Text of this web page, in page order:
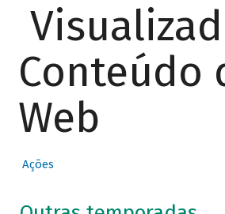
Conteúdo
Web
Ações